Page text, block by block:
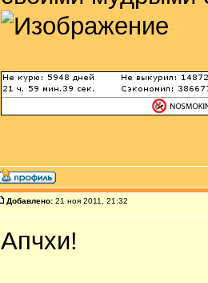
Добавлено: 21 ноя 2011, 21:32
Апчхи!